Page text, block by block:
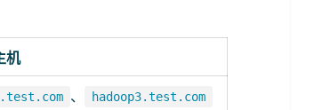
机
、 hadoop3.test.com